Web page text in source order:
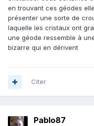
en trouvant ces géodes
présenter une sorte de
laquelle les cristaux ont
une géode ressemble à
bizarre qui en dérivent
Citer
Pablo87